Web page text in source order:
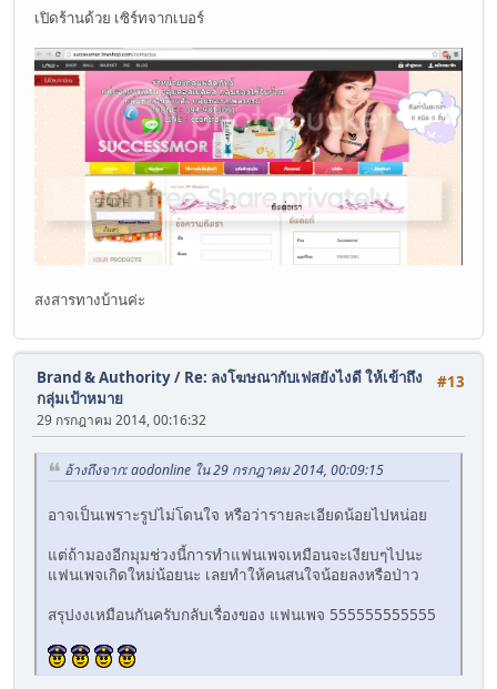
เปิดร้านด้วย เซิร์ทจากเบอร์
สงสารทางบ้านค่ะ
#13
Brand & Authority/ Re: ลงโฆษณากับเฟสยังไงดี ให้เข้าถึง
กลุ่มเป้าหมาย
29 กรกฎาคม 2014, 00:16:32
อ้างถึงจาก: aodonline ใน 29 กรกฎาคม 2014, 00:09:15
อาจเป็นเพราะรูปไม่โดนใจ หรือว่ารายละเอียดน้อยไปหน่อย
แต่ถ้ามองอีกมุมช่วงนี้การทำแฟนเพจเหมือนจะเงียบๆไปนะ
แฟนเพจเกิดใหม่น้อยนะ เลยทำให้คนสนใจน้อยลงหรือป่าว
สรุปงงเหมือนกันครับกลับเรื่องของ แฟนเพจ 555555555555